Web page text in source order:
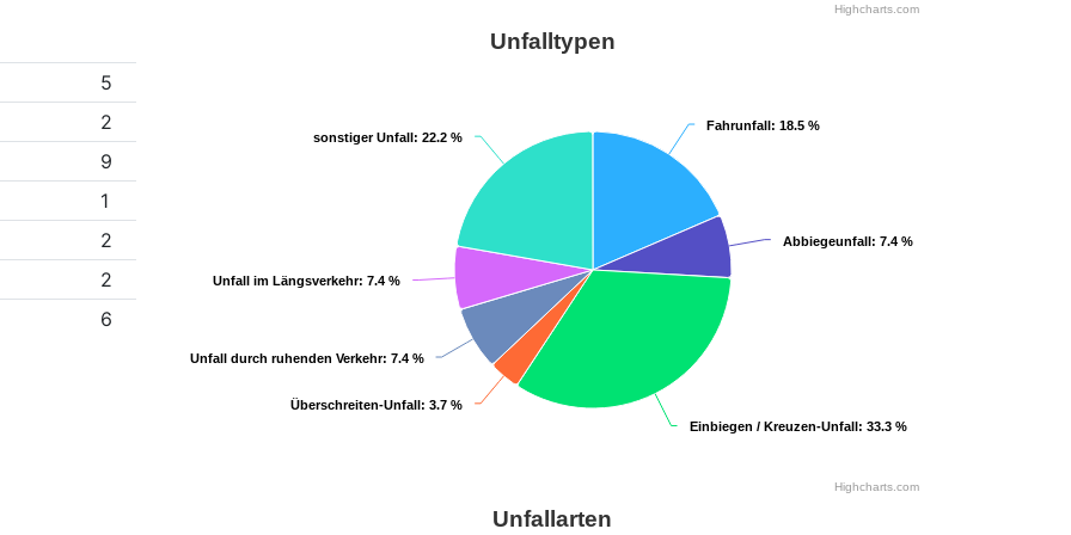
Highcharts.com
5
2
9
1
2
2
6
Unfalltypen
Fahrunfall: 18.5 %
Fahrunfall: 18.5 %
Abbiegeunfall: 7.4 %
Abbiegeunfall: 7.4 %
Einbiegen / Kreuzen-Unfall: 33.3 %
Einbiegen / Kreuzen-Unfall: 33.3 %
Überschreiten-Unfall: 3.7 %
Überschreiten-Unfall: 3.7 %
Unfall durch ruhenden Verkehr: 7.4 %
Unfall durch ruhenden Verkehr: 7.4 %
Unfall im Längsverkehr: 7.4 %
Unfall im Längsverkehr: 7.4 %
sonstiger Unfall: 22.2 %
sonstiger Unfall: 22.2 %
Highcharts.com
Unfallarten